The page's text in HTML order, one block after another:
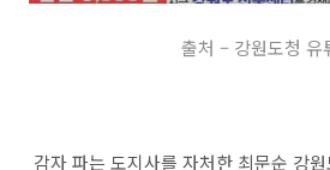
출처 – 강원도청 유
감자 파는 도지사를 자처한 최문순 강